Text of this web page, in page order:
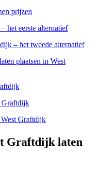
prijzen
het eerste alternatief
– het tweede alternatief
plaatsen in West
Graftdijk
Graftdijk
Graftdijk laten